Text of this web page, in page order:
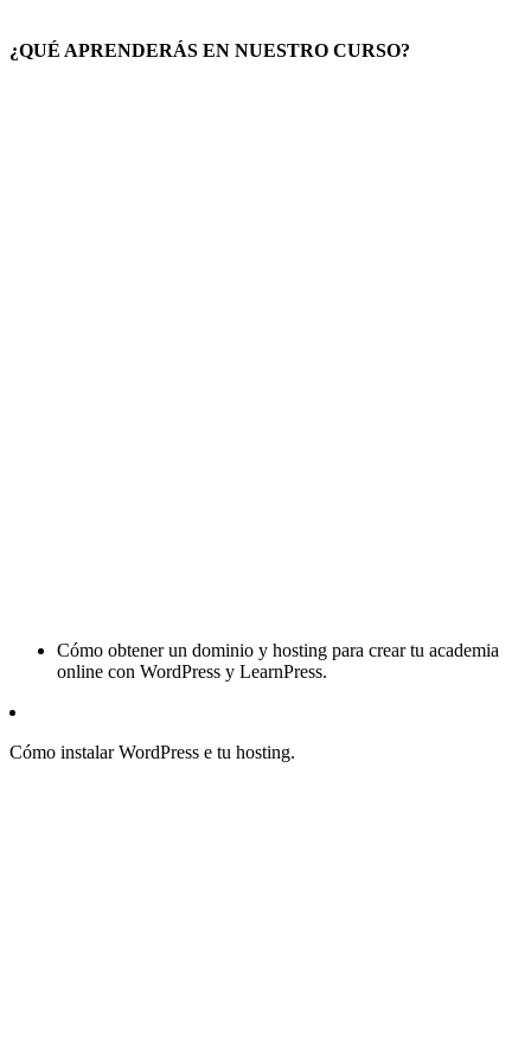
¿QUÉ APRENDERÁS EN NUESTRO CURSO?
Cómo obtener un dominio y hosting para crear tu academia
online con WordPress y LearnPress.
Cómo instalar WordPress e tu hosting.